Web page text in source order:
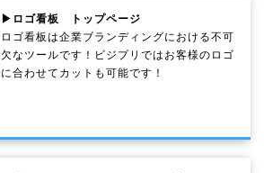
▶ロゴ看板 トップページ
ロゴ看板は企業ブランディングにおける不可
欠なツールです！ビジプリではお客様のロゴ
に合わせてカットも可能です！